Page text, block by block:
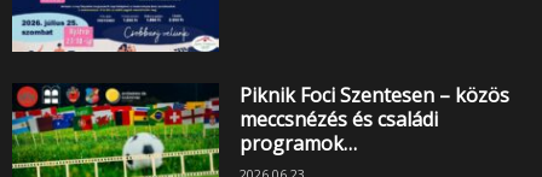
Piknik Foci Szentesen – közös
meccsnézés és családi
programok…